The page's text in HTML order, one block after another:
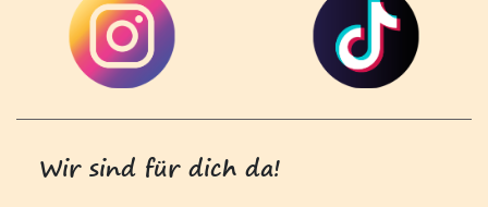
Wir sind für dich da!